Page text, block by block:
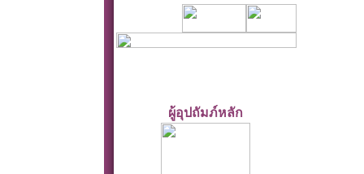
ผู้อุปถัมภ์หลัก